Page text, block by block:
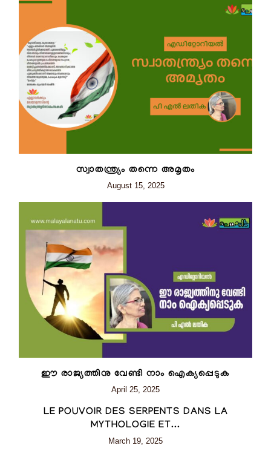
സ്വാതന്ത്ര്യം തന്നെ അമൃതം
August 15, 2025
ഈ രാജ്യത്തിനു വേണ്ടി നാം ഐക്യപ്പെടുക
April 25, 2025
LE POUVOIR DES SERPENTS DANS LA
MYTHOLOGIE ET...
March 19, 2025